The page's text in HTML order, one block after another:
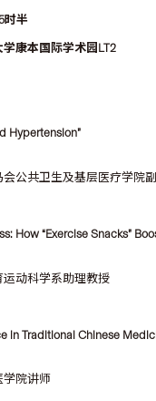
时半
康本国际学术园LT2
Hypertension”
公共卫生及基层医疗学院
How “Exercise Snacks”
动科学系助理教授
in Traditional Chinese
学院讲师